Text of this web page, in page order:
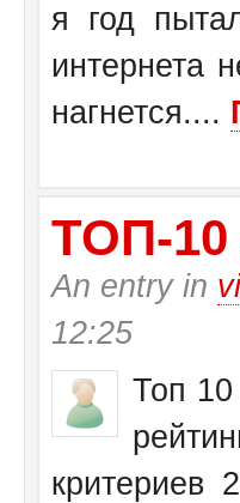
я год
интернета
нагнется....
ТО­П-
An entry in
12:25
Топ
критериев